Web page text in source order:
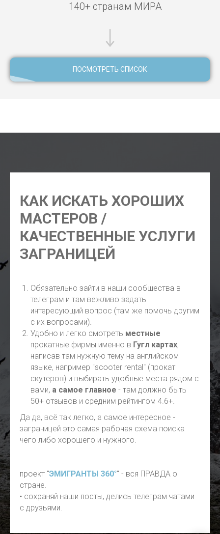
140+ странам МИРА
ПОСМОТРЕТЬ СПИСОК
КАК ИСКАТЬ ХОРОШИХ
МАСТЕРОВ /
КАЧЕСТВЕННЫЕ УСЛУГИ
ЗАГРАНИЦЕЙ
Обязательно зайти в наши сообщества в
телеграм и там вежливо задать
интересующий вопрос (там же помочь другим
с их вопросами).
Удобно и легко смотреть местные
прокатные фирмы именно в Гугл картах,
написав там нужную тему на английском
языке, например "scooter rental" (прокат
скутеров) и выбирать удобные места рядом с
вами, а самое главное - там должно быть
50+ отзывов и средним рейтингом 4.6+.
Да да, всё так легко, а самое интересное -
заграницей это самая рабочая схема поиска
чего либо хорошего и нужного.
проект "ЭМИГРАНТЫ 360°" - вся ПРАВДА о
стране.
• сохраняй наши посты, делись телеграм чатами
с друзьями.